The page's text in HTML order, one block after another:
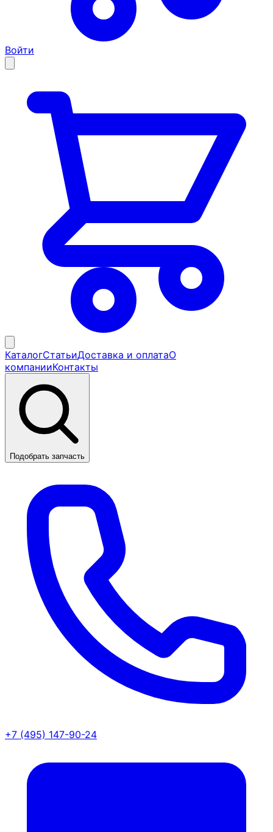
Войти
КаталогСтатьиДоставка и оплатаО
компанииКонтакты
Подобрать запчасть
+7 (495) 147-90-24